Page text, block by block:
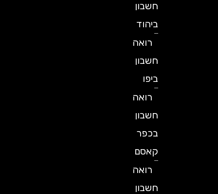
חשבון
ביהוד
רואה
חשבון
רואה
חשבון
בכפר
קאסם
רואה
חשבון